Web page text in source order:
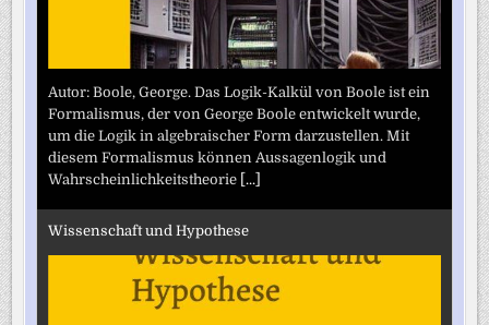
Autor: Boole, George. Das Logik-Kalkül von Boole ist ein
Formalismus, der von George Boole entwickelt wurde,
um die Logik in algebraischer Form darzustellen. Mit
diesem Formalismus können Aussagenlogik und
Wahrscheinlichkeitstheorie [...]
Wissenschaft und Hypothese